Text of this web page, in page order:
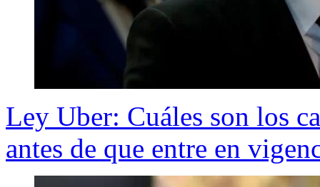
Ley Uber: Cuáles son los
antes de que entre en